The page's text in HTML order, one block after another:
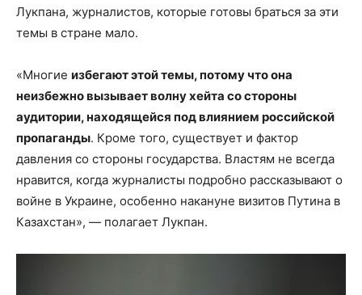
Лукпана, журналистов, которые готовы браться за эти
темы в стране мало.
«Многие избегают этой темы, потому что она
неизбежно вызывает волну хейта со стороны
аудитории, находящейся под влиянием российской
пропаганды. Кроме того, существует и фактор
давления со стороны государства. Властям не всегда
нравится, когда журналисты подробно рассказывают о
войне в Украине, особенно накануне визитов Путина в
Казахстан», — полагает Лукпан.